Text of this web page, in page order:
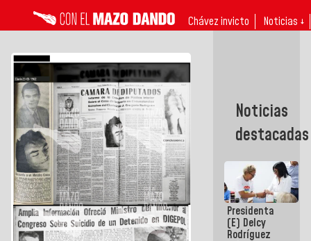
Chávez invicto Noticias ↓
Noticias
destacadas
Presidenta
(E) Delcy
Rodríguez